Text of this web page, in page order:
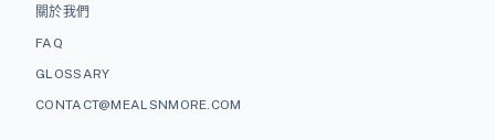
關於我們
FAQ
GLOSSARY
CONTACT@MEALSNMORE.COM